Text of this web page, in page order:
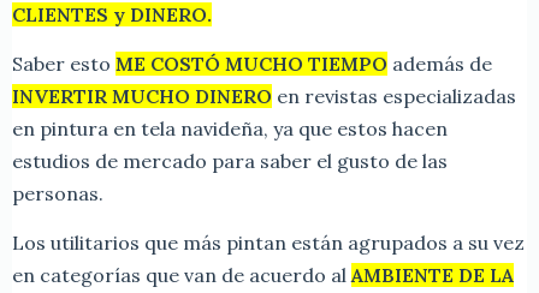
CLIENTES y DINERO.
Saber esto ME COSTÓ MUCHO TIEMPO además de
INVERTIR MUCHO DINERO en revistas especializadas
en pintura en tela navideña, ya que estos hacen
estudios de mercado para saber el gusto de las
personas.
Los utilitarios que más pintan están agrupados a su vez
en categorías que van de acuerdo alAMBIENTE DE LA